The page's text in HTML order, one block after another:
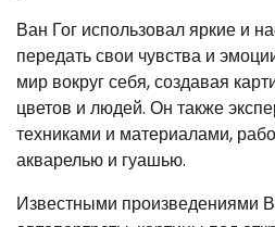
Ван Гог использовал яркие и
передать свои чувства и
мир вокруг себя, создавая
цветов и людей. Он также
техниками и материалами,
акварелью и гуашью.
Известными произведениями